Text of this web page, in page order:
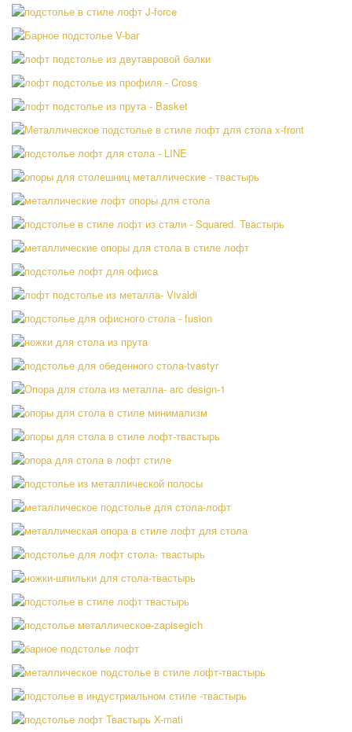
Материал:
Лофт подстолье HULK
Материал:
Подстолье в стиле лофт J-force
Материал:
Барное подстолье V-bar
Материал:
Лофт подстолье из двутавровой балки
Материал:
Лофт подстолье из профиля — Cross
Материал:
Лофт подстолье из прута — Basket
Материал:
Металлическое подстолье в стиле лофт для
стола x-front
Опоры лофт для стола — LINE
Материал:
Опоры для столешниц металлические-golden
Материал:
Металлические лофт опоры для стола Splice
Материал:
Подстолье в стиле лофт из стали — Squared
Материал:
Металлические опоры для стола в стиле лофт
— Butterfly
Подстолье лофт для офиса Y-craft
Материал:
Лофт подстолье из металла- Vivaldi
Материал:
Подстолье для офисного стола — Fusion
Материал:
Ножки для стола из прута — Raven
Материал:
Подстолье для обеденного стола — Legion
Материал:
Опора для стола из металла- arc design
Материал:
Опоры для стола в стиле минимализм
Материал:
Опоры для стола в стиле лофт
Материал:
Опора для стола в лофт стиле
Материал:
Подстолье из металлической полосы
Материал:
Металлическое подстолье для стола-лофт
Материал:
Металлическая опора в стиле лофт для стола
Материал:
Подстолье для лофт стола из металла —
Triton
Ножки-шпильки для стола-Trian
Материал:
Подстолье в стиле лофт
Материал:
Подстолье металлическое-zapisegich
Материал: стальная полоса
Барное подстолье — kraft
Материал:
Металлическое подстолье в стиле лофт
-Спайдер
Подстолье в индустриальном стиле -Eiffel